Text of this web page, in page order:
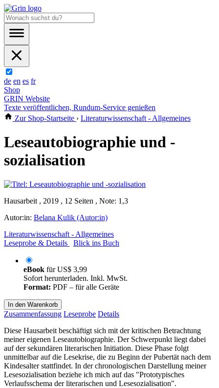
de en es fr
Shop
GRIN Website
Texte veröffentlichen, Rundum-Service genießen
Zur Shop-Startseite › Literaturwissenschaft - Allgemeines
Leseautobiographie und -
sozialisation
Hausarbeit , 2019 , 12 Seiten , Note: 1,3
Autor:in: Belana Kulik (Autor:in)
Literaturwissenschaft - Allgemeines
Leseprobe & Details
Blick ins Buch
eBook fürUS$ 3,99
Sofort herunterladen. Inkl. MwSt.
Format: PDF – für alle Geräte
In den Warenkorb
Zusammenfassung Leseprobe Details
Diese Hausarbeit beschäftigt sich mit der kritischen Betrachtung
meiner eigenen Leseautobiographie. Der Schwerpunkt liegt dabei
auf der sekundären literarischen Initiation. Diese Phase folgt
unmittelbar auf die Lesekrise, die zu Beginn der Pubertät nach dem
Kindesalter stattfindet. In der chronologischen Darstellung meiner
Lesesozialisation beziehe ich mich auf das "Prototypisches
Verlaufsschema der literarischen und Lesesozialisation".